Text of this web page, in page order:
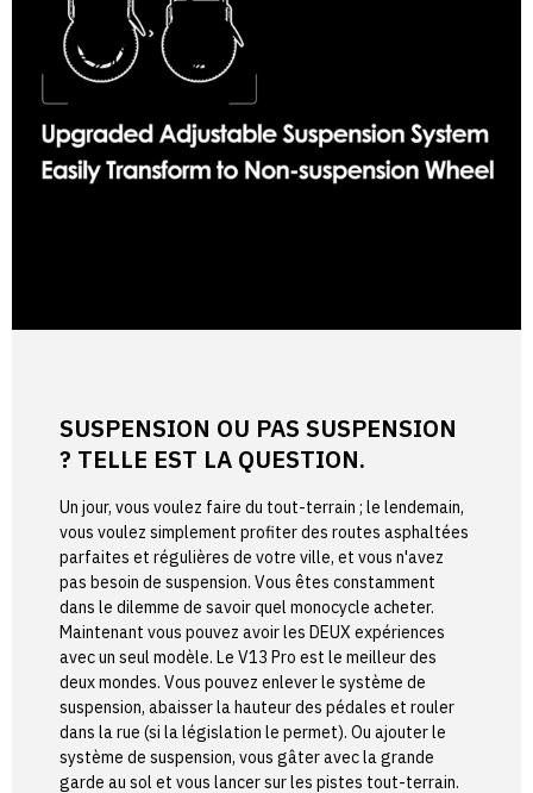
SUSPENSION OU PAS SUSPENSION
? TELLE EST LA QUESTION.
Un jour, vous voulez faire du tout-terrain ; le lendemain,
vous voulez simplement profiter des routes asphaltées
parfaites et régulières de votre ville, et vous n'avez
pas besoin de suspension. Vous êtes constamment
dans le dilemme de savoir quel monocycle acheter.
Maintenant vous pouvez avoir les DEUX expériences
avec un seul modèle. Le V13 Pro est le meilleur des
deux mondes. Vous pouvez enlever le système de
suspension, abaisser la hauteur des pédales et rouler
dans la rue (si la législation le permet). Ou ajouter le
système de suspension, vous gâter avec la grande
garde au sol et vous lancer sur les pistes tout-terrain.